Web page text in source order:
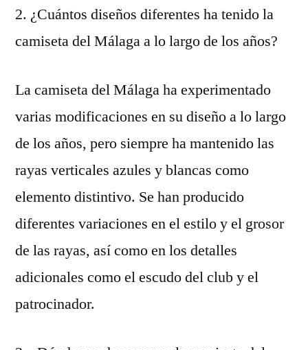
2. ¿Cuántos diseños diferentes ha tenido la
camiseta del Málaga a lo largo de los años?
La camiseta del Málaga ha experimentado
varias modificaciones en su diseño a lo largo
de los años, pero siempre ha mantenido las
rayas verticales azules y blancas como
elemento distintivo. Se han producido
diferentes variaciones en el estilo y el grosor
de las rayas, así como en los detalles
adicionales como el escudo del club y el
patrocinador.